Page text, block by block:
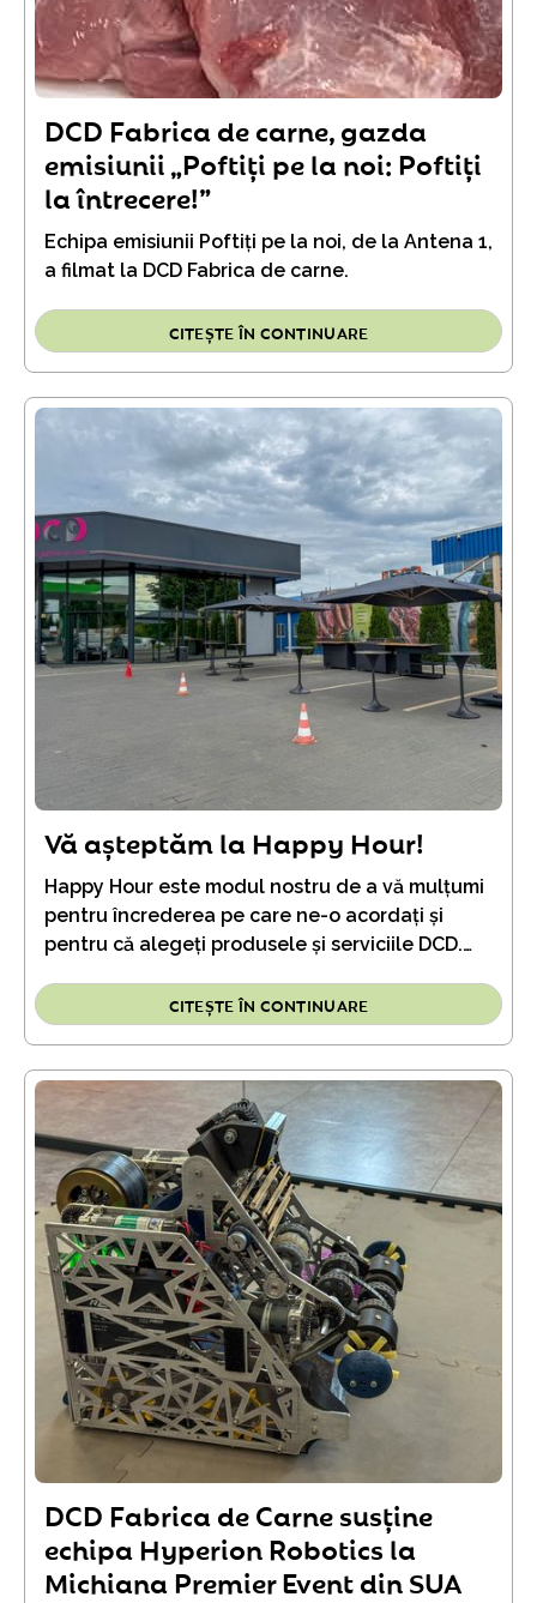
DCD Fabrica de carne, gazda
emisiunii „Poftiți pe la noi: Poftiți
la întrecere!”
Echipa emisiunii Poftiți pe la noi, de la Antena 1,
a filmat la DCD Fabrica de carne.
CITEȘTE ÎN CONTINUARE
Vă așteptăm la Happy Hour!
Happy Hour este modul nostru de a vă mulțumi
pentru încrederea pe care ne-o acordați și
pentru că alegeți produsele și serviciile DCD.
aroma grătarului, pentru atmosfera de
weekend și pentru bucuria de a petrece câteva
CITEȘTE ÎN CONTINUARE
DCD Fabrica de Carne susține
echipa Hyperion Robotics la
Michiana Premier Event din SUA